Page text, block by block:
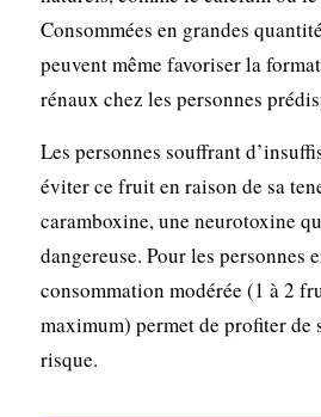
Consommées en grandes
peuvent même favoriser la
rénaux chez les personnes
Les personnes souffrant
éviter ce fruit en raison de sa
caramboxine, une neurotoxine
dangereuse. Pour les personnes
consommation modérée (1 à 2
maximum) permet de profiter de
risque.